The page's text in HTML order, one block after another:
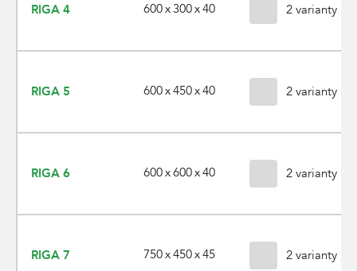
RIGA 4 600 x 300 x 40 2 varianty
RIGA 5 600 x 450 x 40 2 varianty
RIGA 6 600 x 600 x 40 2 varianty
RIGA 7 750 x 450 x 45 2 varianty